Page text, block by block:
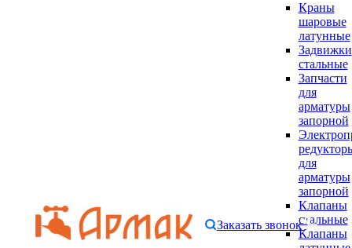
Краны
шаровые
латунные
Задвижки
стальные
Запчасти
для
арматуры
запорной
для
арматуры
запорной
Клапаны
стальные
Клапаны
Заказать звонок